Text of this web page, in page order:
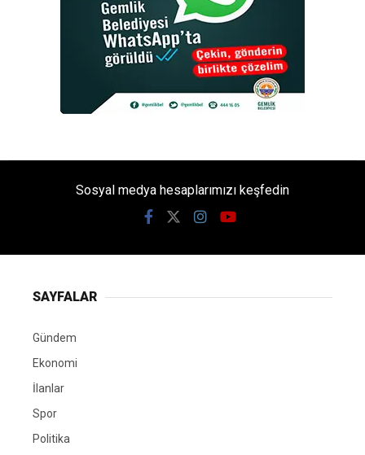
Sosyal medya hesaplarımızı keşfedin
SAYFALAR
Gündem
Ekonomi
İlanlar
Spor
Politika